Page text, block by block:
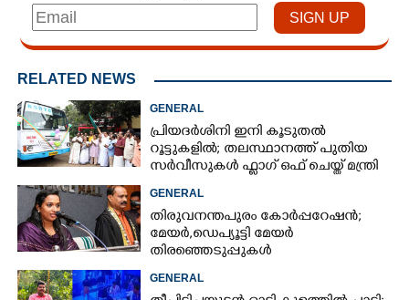
RELATED NEWS
GENERAL
പ്രിയദർശിനി ഇനി കൂടുതൽ
റൂട്ടുകളിൽ; തലസ്ഥാനത്ത് പുതിയ
സർവീസുകൾ ഫ്ലാഗ് ഒഫ് ചെയ്ത് മന്ത്രി
കെ മുരളീധരൻ
GENERAL
തിരുവനന്തപുരം കോർപ്പറേഷൻ;
മേയർ, ഡെപ്യൂട്ടി മേയർ
തിരഞ്ഞെടുപ്പുകൾ
റദ്ദാക്കണമെന്നാവശ്യപ്പെട്ട് സിപിഎം
GENERAL